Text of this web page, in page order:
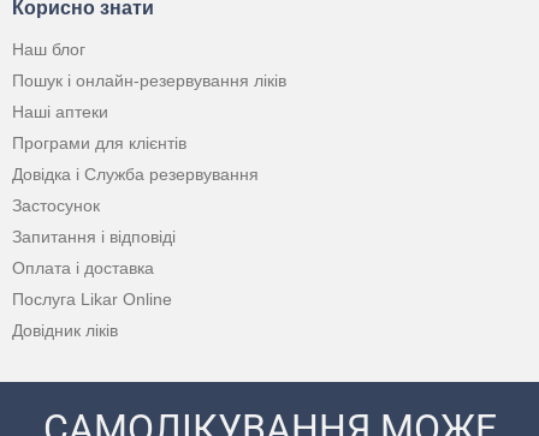
Корисно знати
Наш блог
Пошук і онлайн-резервування ліків
Наші аптеки
Програми для клієнтів
Довідка і Служба резервування
Застосунок
Запитання і відповіді
Оплата і доставка
Послуга Likar Online
Довідник ліків